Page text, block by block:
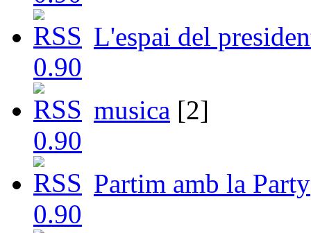
L'espai del
musica [2]
Partim amb la Party